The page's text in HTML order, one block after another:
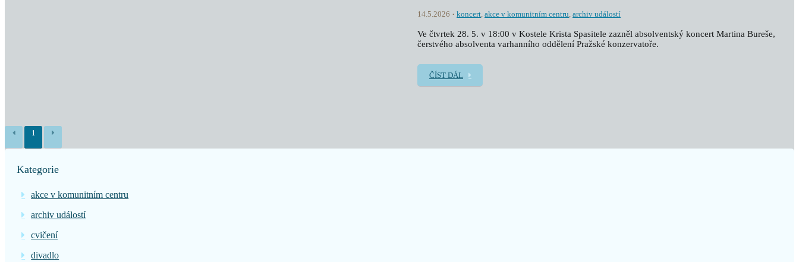
14.5.2026 koncert, akce v komunitním centru, archiv událostí
Ve čtvrtek 28. 5. v 18:00 v Kostele Krista Spasitele zazněl absolventský koncert Martina Bureše,
čerstvého absolventa varhanního oddělení Pražské konzervatoře.
ČÍST DÁL
1
Kategorie
akce v komunitním centru
archiv událostí
cvičení
divadlo